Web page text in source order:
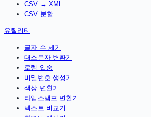
CSV → XML
CSV 분할
유틸리티
글자 수 세기
대소문자 변환기
로렘 입숨
비밀번호 생성기
색상 변환기
타임스탬프 변환기
텍스트 비교기